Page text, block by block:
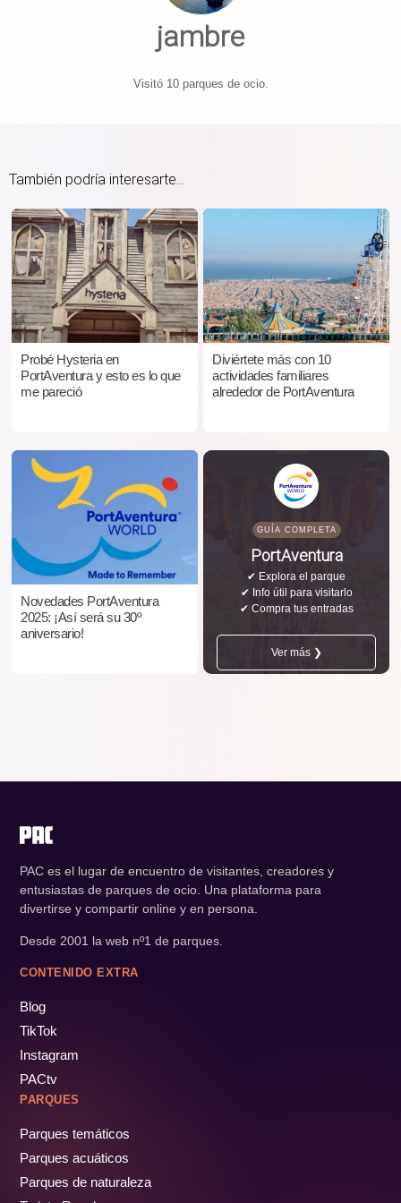
jambre
Visitó 10 parques de ocio.
También podría interesarte...
Probé Hysteria en
PortAventura y esto es lo que
me pareció
Diviértete más con 10
actividades familiares
alrededor de PortAventura
Novedades PortAventura
2025: ¡Así será su 30º
aniversario!
GUÍA COMPLETA
PortAventura
✔ Explora el parque
✔ Info útil para visitarlo
✔ Compra tus entradas
Ver más ❯
PAC es el lugar de encuentro de visitantes, creadores y
entusiastas de parques de ocio. Una plataforma para
divertirse y compartir online y en persona.
Desde 2001 la web nº1 de parques.
CONTENIDO EXTRA
Blog
TikTok
Instagram
PACtv
PARQUES
Parques temáticos
Parques acuáticos
Parques de naturaleza